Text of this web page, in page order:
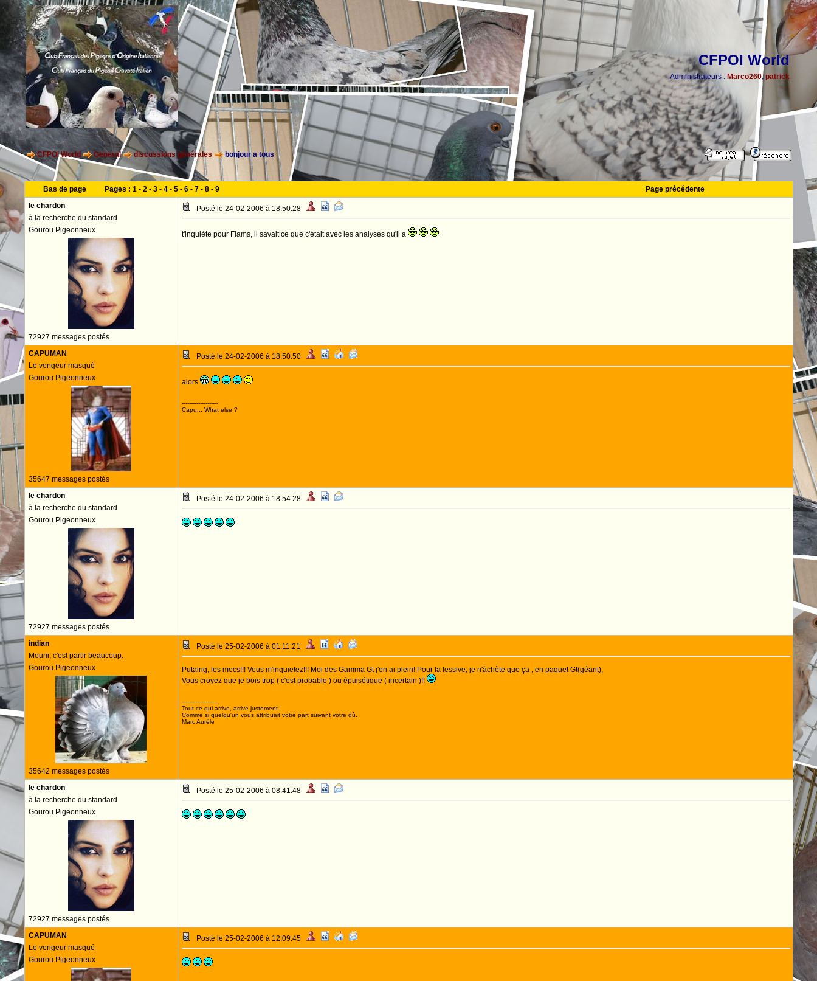
CFPOI World
Administrateurs : Marco260, patrick
CFPOI World General discussions générales bonjour a tous
Bas de page Pages : 1- 2- 3- 4- 5- 6- 7- 8- 9
Page précédente
le chardon
à la recherche du standard
Gourou Pigeonneux
72927 messages postés
Posté le 24-02-2006 à 18:50:28
t'inquiète pour Flams, il savait ce que c'était avec les analyses qu'il a
CAPUMAN
Le vengeur masqué
Gourou Pigeonneux
35647 messages postés
Posté le 24-02-2006 à 18:50:50
alors
--------------------
Capu... What else ?
le chardon
à la recherche du standard
Gourou Pigeonneux
72927 messages postés
Posté le 24-02-2006 à 18:54:28
indian
Mourir, c'est partir beaucoup.
Gourou Pigeonneux
35642 messages postés
Posté le 25-02-2006 à 01:11:21
Putaing, les mecs!!! Vous m'inquietez!!! Moi des Gamma Gt j'en ai plein! Pour la lessive, je n'àchète que ça , en paquet Gt(géant);
Vous croyez que je bois trop ( c'est probable ) ou épuisétique ( incertain )!!
--------------------
Tout ce qui arrive, arrive justement.
Comme si quelqu'un vous attribuait votre part suivant votre dû.
Marc Aurèle
le chardon
à la recherche du standard
Gourou Pigeonneux
72927 messages postés
Posté le 25-02-2006 à 08:41:48
CAPUMAN
Le vengeur masqué
Gourou Pigeonneux
Posté le 25-02-2006 à 12:09:45